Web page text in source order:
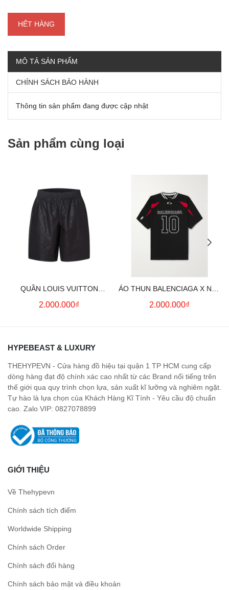
HẾT HÀNG
MÔ TẢ SẢN PHẨM
CHÍNH SÁCH BẢO HÀNH
Thông tin sản phẩm đang được cập nhật
Sản phẩm cùng loại
QUẦN LOUIS VUITTON
MONOGRAM MOIRE
2.000.000₫
ÁO THUN BALENCIAGA X NBA
LOGO COTTON JERSEY T-
2.000.000₫
HYPEBEAST & LUXURY
THEHYPEVN - Cửa hàng đồ hiệu tại quận 1 TP HCM cung cấp
dòng hàng đạt độ chính xác cao nhất từ các Brand nổi tiếng trên
thế giới qua quy trình chọn lựa, sản xuất kĩ lưỡng và nghiêm ngặt.
Tự hào là lựa chọn của Khách Hàng Kĩ Tính - Yêu cầu độ chuẩn
cao. Zalo VIP: 0827078899
GIỚI THIỆU
Về Thehypevn
Chính sách tích điểm
Worldwide Shipping
Chính sách Order
Chính sách đổi hàng
Chính sách bảo mật và điều khoản